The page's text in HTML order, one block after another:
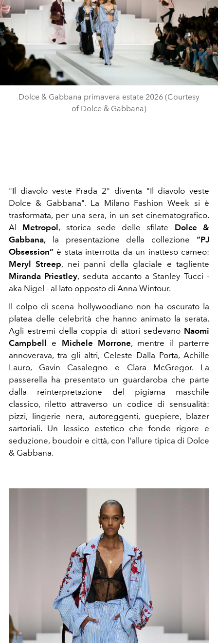
Dolce & Gabbana primavera estate 2026 (Courtesy
of Dolce & Gabbana)
"Il diavolo veste Prada 2" diventa "Il diavolo veste
Dolce & Gabbana". La Milano Fashion Week si è
trasformata, per una sera, in un set cinematografico.
Al Metropol, storica sede delle sfilate Dolce &
Gabbana, la presentazione della collezione “PJ
Obsession” è stata interrotta da un inatteso cameo:
Meryl Streep, nei panni della glaciale e tagliente
Miranda Priestley, seduta accanto a Stanley Tucci -
aka Nigel - al lato opposto di Anna Wintour.
Il colpo di scena hollywoodiano non ha oscurato la
platea delle celebrità che hanno animato la serata.
Agli estremi della coppia di attori sedevano Naomi
Campbell e Michele Morrone, mentre il parterre
annoverava, tra gli altri, Celeste Dalla Porta, Achille
Lauro, Gavin Casalegno e Clara McGregor. La
passerella ha presentato un guardaroba che parte
dalla reinterpretazione del pigiama maschile
classico, riletto attraverso un codice di sensualità:
pizzi, lingerie nera, autoreggenti, guepiere, blazer
sartoriali. Un lessico estetico che fonde rigore e
seduzione, boudoir e città, con l'allure tipica di Dolce
& Gabbana.